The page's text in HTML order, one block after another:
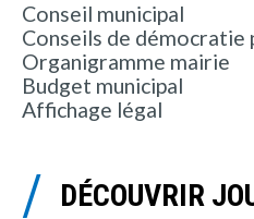
Conseil municipal
Conseils de démocratie
Organigramme mairie
Budget municipal
Affichage légal
DÉCOUVRIR